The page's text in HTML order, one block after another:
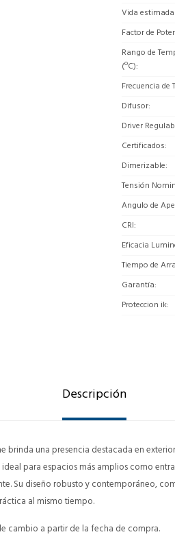
Vida
Factor de
Rango de
(ºC)
Frecuencia de
Difusor
Driver
Certificados
Dimerizable
Tensión
Angulo de
CRI
Eficacia
Tiempo de
Garantía
Proteccion ik
Descripción
brinda una presencia destacada en
para espacios más amplios como
Su diseño robusto y contemporáneo,
al mismo tiempo.
cambio a partir de la fecha de compra.